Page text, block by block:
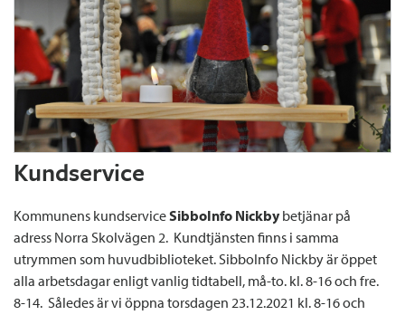
Kundservice
Kommunens kundserviceSibboInfo Nickbybetjänar på
adress Norra Skolvägen 2. Kundtjänsten finns i samma
utrymmen som huvudbiblioteket. SibboInfo Nickby är öppet
alla arbetsdagar enligt vanlig tidtabell, må-to. kl. 8-16 och fre.
8-14. Således är vi öppna torsdagen 23.12.2021 kl. 8-16 och